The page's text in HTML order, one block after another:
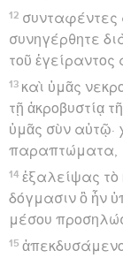
12 συνταφέντες
συνηγέρθητε
τοῦ ἐγείραντος
13 καὶ ὑμᾶς
τῇ ἀκροβυστίᾳ
ὑμᾶς σὺν αὐτῷ·
παραπτώματα,
14 ἐξαλείψας τὸ
δόγμασιν ὃ ἦν
μέσου
15